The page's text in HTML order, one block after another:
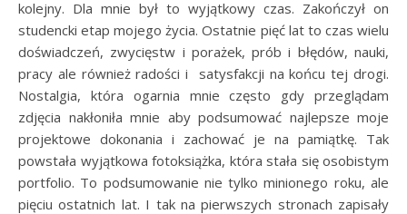
kolejny. Dla mnie był to wyjątkowy czas. Zakończył on
studencki etap mojego życia. Ostatnie pięć lat to czas wielu
doświadczeń, zwycięstw i porażek, prób i błędów, nauki,
pracy ale również radości i satysfakcji na końcu tej drogi.
Nostalgia, która ogarnia mnie często gdy przeglądam
zdjęcia nakłoniła mnie aby podsumować najlepsze moje
projektowe dokonania i zachować je na pamiątkę. Tak
powstała wyjątkowa fotoksiążka, która stała się osobistym
portfolio. To podsumowanie nie tylko minionego roku, ale
pięciu ostatnich lat. I tak na pierwszych stronach zapisały